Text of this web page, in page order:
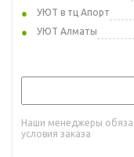
УЮТ в тц Апорт
УЮТ Алматы
Наши менеджеры
условия заказа